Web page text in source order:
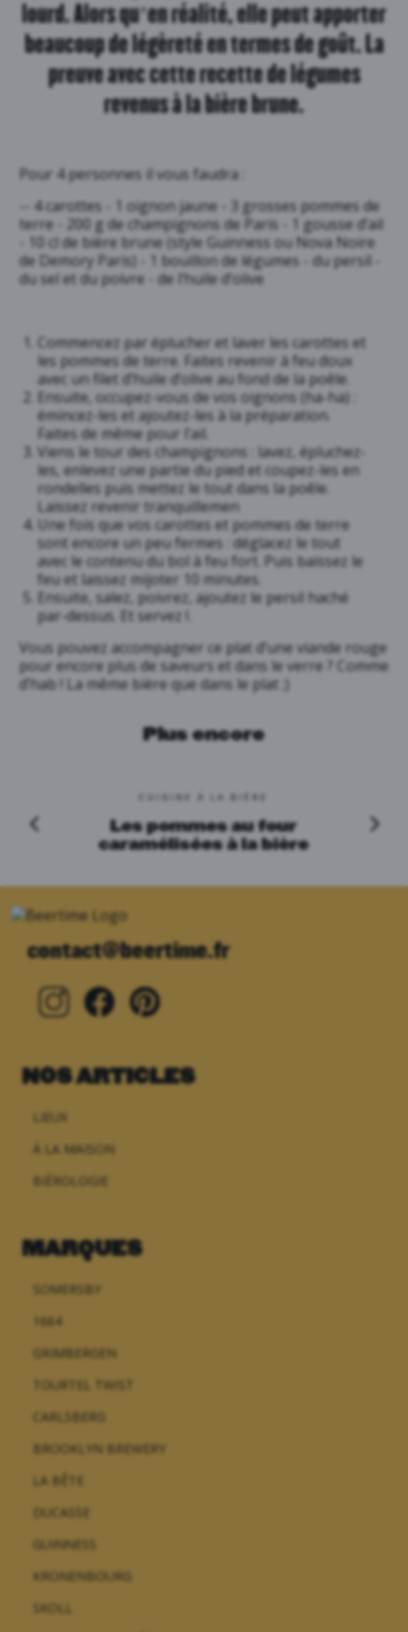
lourd. Alors qu’en réalité, elle peut apporter
beaucoup de légèreté en termes de goût. La
preuve avec cette recette de légumes
revenus à la bière brune.
Pour 4 personnes il vous faudra :
-- 4 carottes - 1 oignon jaune - 3 grosses pommes de
terre - 200 g de champignons de Paris - 1 gousse d’ail
- 10 cl de bière brune (style Guinness ou Nova Noire
de Demory Paris) - 1 bouillon de légumes - du persil -
du sel et du poivre - de l’huile d’olive
Commencez par éplucher et laver les carottes et
les pommes de terre. Faites revenir à feu doux
avec un filet d’huile d’olive au fond de la poêle.
Ensuite, occupez-vous de vos oignons (ha-ha) :
émincez-les et ajoutez-les à la préparation.
Faites de même pour l’ail.
Viens le tour des champignons : lavez, épluchez-
les, enlevez une partie du pied et coupez-les en
rondelles puis mettez le tout dans la poêle.
Laissez revenir tranquillemen
Une fois que vos carottes et pommes de terre
sont encore un peu fermes : déglacez le tout
avec le contenu du bol à feu fort. Puis baissez le
feu et laissez mijoter 10 minutes.
Ensuite, salez, poivrez, ajoutez le persil haché
par-dessus. Et servez !.
Vous pouvez accompagner ce plat d’une viande rouge
pour encore plus de saveurs et dans le verre ? Comme
d’hab ! La même bière que dans le plat ;)
Plus encore
Les pommes au four
caramélisées à la bière
contact@beertime.fr
NOS ARTICLES
LIEUX
À LA MAISON
BIÈROLOGIE
MARQUES
SOMERSBY
1664
GRIMBERGEN
TOURTEL TWIST
CARLSBERG
BROOKLYN BREWERY
LA BÊTE
DUCASSE
GUINNESS
KRONENBOURG
SKOLL